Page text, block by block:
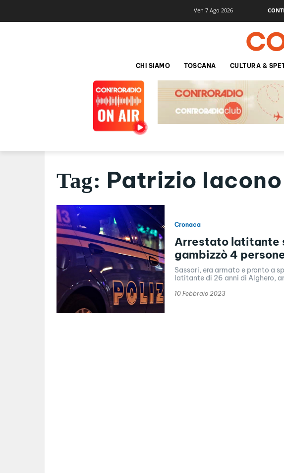
Ven 7 Ago 2026
CHI SIAMO TOSCANA CULTURA &
Tag: Patrizio Iacono
Cronaca
Arrestato latitante
gambizzò 4
Sassari, era armato e pronto a
latitante di 26 anni di Alghero,
10 Febbraio 2023